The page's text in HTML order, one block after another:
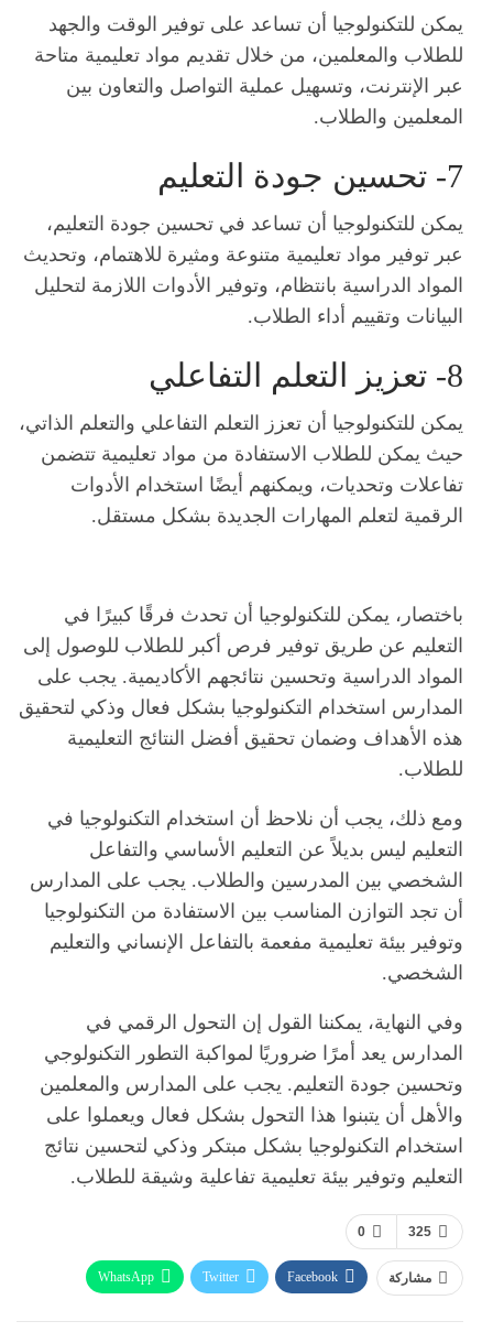
يمكن للتكنولوجيا أن تساعد على توفير الوقت والجهد
للطلاب والمعلمين، من خلال تقديم مواد تعليمية متاحة
عبر الإنترنت، وتسهيل عملية التواصل والتعاون بين
المعلمين والطلاب.
7- تحسين جودة التعليم
يمكن للتكنولوجيا أن تساعد في تحسين جودة التعليم،
عبر توفير مواد تعليمية متنوعة ومثيرة للاهتمام، وتحديث
المواد الدراسية بانتظام، وتوفير الأدوات اللازمة لتحليل
البيانات وتقييم أداء الطلاب.
8- تعزيز التعلم التفاعلي
يمكن للتكنولوجيا أن تعزز التعلم التفاعلي والتعلم الذاتي،
حيث يمكن للطلاب الاستفادة من مواد تعليمية تتضمن
تفاعلات وتحديات، ويمكنهم أيضًا استخدام الأدوات
الرقمية لتعلم المهارات الجديدة بشكل مستقل.
باختصار، يمكن للتكنولوجيا أن تحدث فرقًا كبيرًا في
التعليم عن طريق توفير فرص أكبر للطلاب للوصول إلى
المواد الدراسية وتحسين نتائجهم الأكاديمية. يجب على
المدارس استخدام التكنولوجيا بشكل فعال وذكي لتحقيق
هذه الأهداف وضمان تحقيق أفضل النتائج التعليمية
للطلاب.
ومع ذلك، يجب أن نلاحظ أن استخدام التكنولوجيا في
التعليم ليس بديلاً عن التعليم الأساسي والتفاعل
الشخصي بين المدرسين والطلاب. يجب على المدارس
أن تجد التوازن المناسب بين الاستفادة من التكنولوجيا
وتوفير بيئة تعليمية مفعمة بالتفاعل الإنساني والتعليم
الشخصي.
وفي النهاية، يمكننا القول إن التحول الرقمي في
المدارس يعد أمرًا ضروريًا لمواكبة التطور التكنولوجي
وتحسين جودة التعليم. يجب على المدارس والمعلمين
والأهل أن يتبنوا هذا التحول بشكل فعال ويعملوا على
استخدام التكنولوجيا بشكل مبتكر وذكي لتحسين نتائج
التعليم وتوفير بيئة تعليمية تفاعلية وشيقة للطلاب.
0 325
مشاركة Facebook
Twitter
WhatsApp